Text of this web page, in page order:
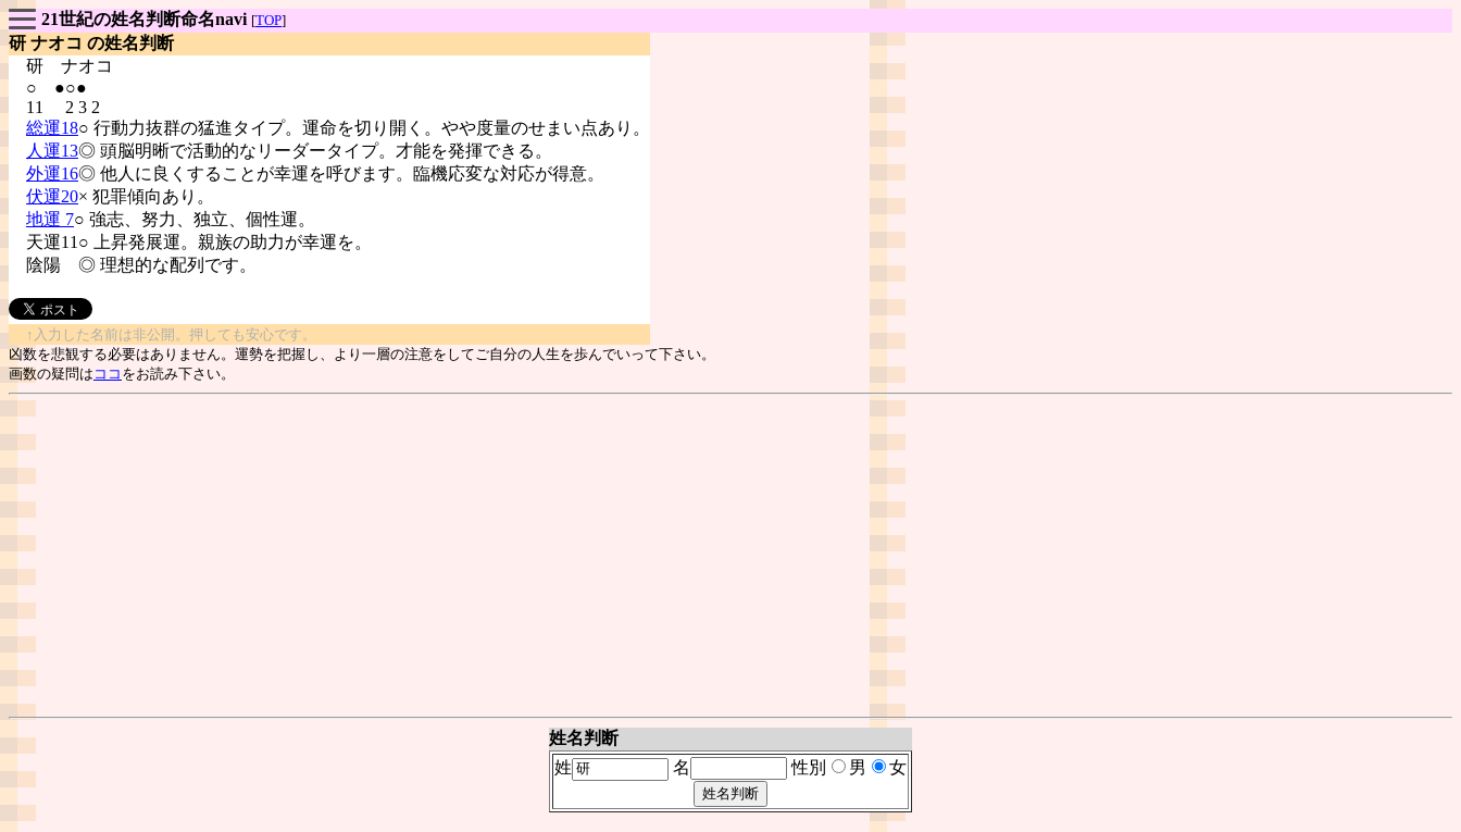
21世紀の姓名判断命名navi [TOP]
研 ナオコ の姓名判断
研 ナオコ
○ ●○●
11 2 3 2
総運18○ 行動力抜群の猛進タイプ。運命を切り開く。やや度量のせまい点あり。
人運13◎ 頭脳明晰で活動的なリーダータイプ。才能を発揮できる。
外運16◎ 他人に良くすることが幸運を呼びます。臨機応変な対応が得意。
伏運20× 犯罪傾向あり。
地運 7○ 強志、努力、独立、個性運。
天運11○ 上昇発展運。親族の助力が幸運を。
陰陽 ◎ 理想的な配列です。
↑入力した名前は非公開。押しても安心です。
凶数を悲観する必要はありません。運勢を把握し、より一層の注意をしてご自分の人生を歩んでいって下さい。
画数の疑問は ココ をお読み下さい。
姓名判断
姓
名 性別 男 女